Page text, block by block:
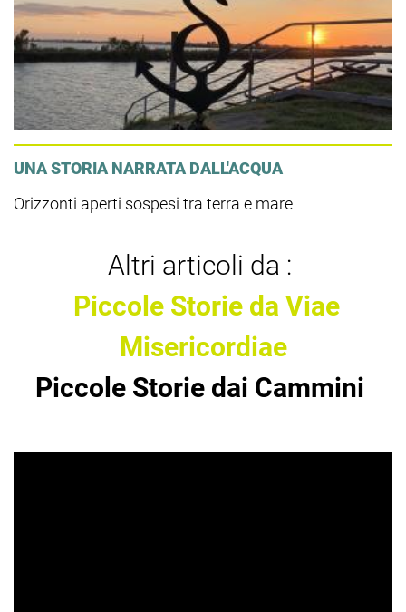
UNA STORIA NARRATA DALL'ACQUA
Orizzonti aperti sospesi tra terra e mare
Altri articoli da :
Piccole Storie da Viae
Misericordiae
Piccole Storie dai Cammini